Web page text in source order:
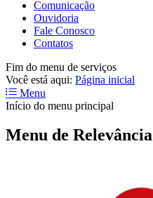
Comunicação
Ouvidoria
Fale Conosco
Contatos
Fim do menu de serviços
Você está aqui: Página inicial
Menu
Início do menu principal
Menu de Relevância